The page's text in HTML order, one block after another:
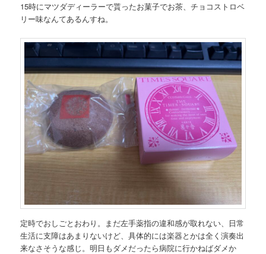
15時にマツダディーラーで貰ったお菓子でお茶、チョコストロベ
リー味なんてあるんすね。
定時でおしごとおわり。まだ左手薬指の違和感が取れない、日常
生活に支障はあまりないけど、具体的には楽器とかは全く演奏出
来なさそうな感じ。明日もダメだったら病院に行かねばダメか